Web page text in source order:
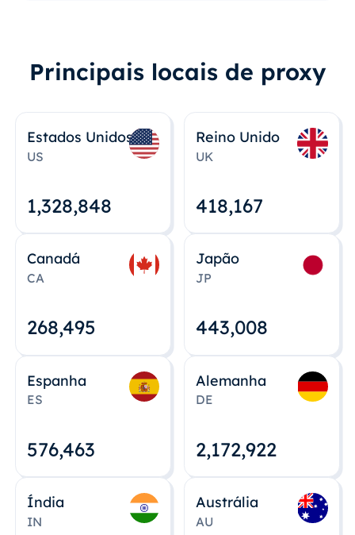
Principais locais de proxy
Estados Unidos
US
1,328,848
Reino Unido
UK
418,167
Canadá
CA
268,495
Japão
JP
443,008
Espanha
ES
576,463
Alemanha
DE
2,172,922
Índia
IN
Austrália
AU